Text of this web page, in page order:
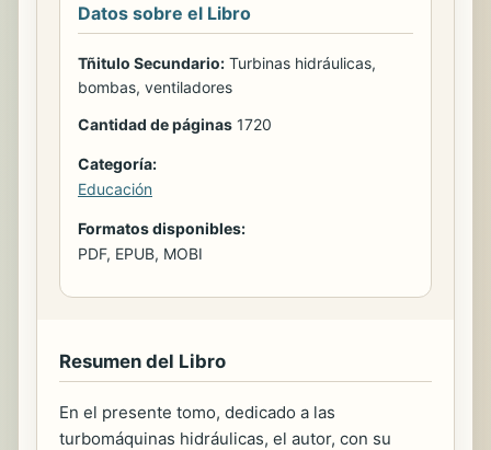
Datos sobre el Libro
Tñitulo Secundario: Turbinas hidráulicas,
bombas, ventiladores
Cantidad de páginas 1720
Categoría:
Educación
Formatos disponibles:
PDF, EPUB, MOBI
Resumen del Libro
En el presente tomo, dedicado a las
turbomáquinas hidráulicas, el autor, con su